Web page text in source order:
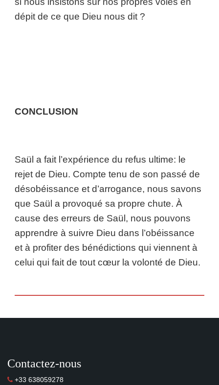
dépit de ce que Dieu nous dit ?
CONCLUSION
Saül a fait l’expérience du refus ultime: le
rejet de Dieu. Compte tenu de son passé de
désobéissance et d’arrogance, nous savons
que Saül a provoqué sa propre chute. À
cause des erreurs de Saül, nous pouvons
apprendre à suivre Dieu dans l’obéissance
et à profiter des bénédictions qui viennent à
celui qui fait de tout cœur la volonté de Dieu.
Contactez-nous
+33 638059278